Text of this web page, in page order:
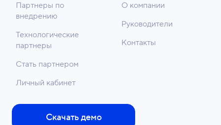
Скачать демо
Партнеры по
внедрению
Технологические
партнеры
Стать партнером
Личный кабинет
О компании
Руководители
Контакты